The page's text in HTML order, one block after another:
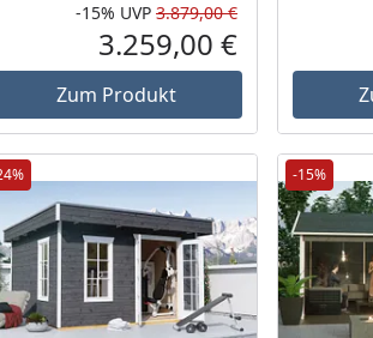
ProzentPreis
Preis
Rabatt in
-15%
Ursprünglicher
UVP 3.879,00 €
Aktueller Preis
3.259,00 €
Zum Produkt
-15%